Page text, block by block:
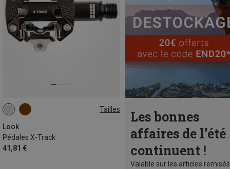
Tailles
Look
Pédales X-Track
41,81 €
ONE SIZE
Les bonnes
affaires de l’été
continuent !
Valable sur les articles remisés